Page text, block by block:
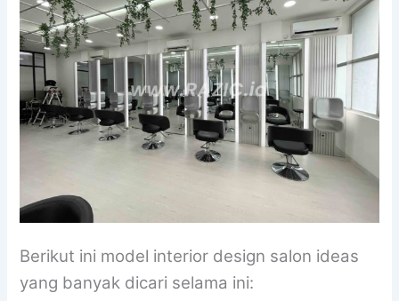
Berikut ini model interior design salon ideas
yang banyak dicari selama ini: